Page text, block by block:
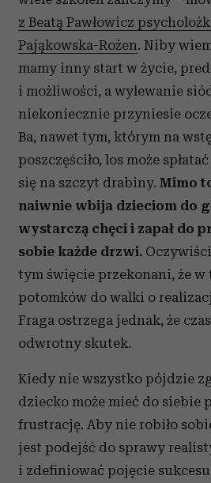
z Beatą Pawłowicz
Pająkowska-Rożen. Niby
mamy inny start w życie,
i możliwości, a wylewanie
niekoniecznie przyniesie
Ba, nawet tym, którym na
poszczęściło, los może
się na szczyt drabiny. Mimo
naiwnie wbija dzieciom do
wystarczą chęci i zapał do
sobie każde drzwi.
tym święcie przekonani, że w
potomków do walki o
Fraga ostrzega jednak, że
odwrotny skutek.
Kiedy nie wszystko pójdzie
dziecko może mieć do siebie
frustrację. Aby nie robiło
jest podejść do sprawy
i zdefiniować pojęcie